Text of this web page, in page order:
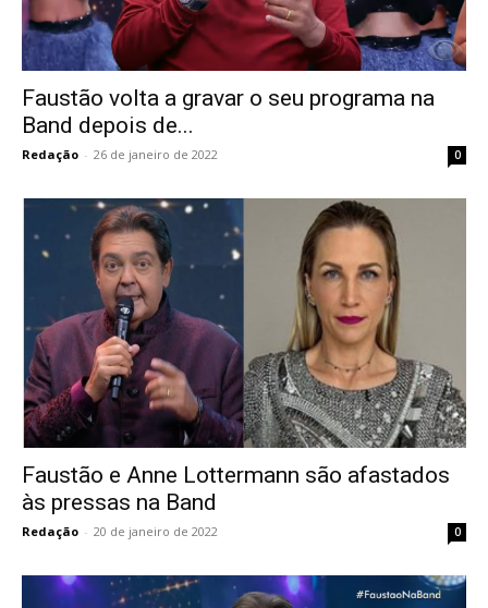
Faustão volta a gravar o seu programa na
Band depois de...
Redação - 26 de janeiro de 2022 0
Faustão e Anne Lottermann são afastados
às pressas na Band
Redação - 20 de janeiro de 2022 0